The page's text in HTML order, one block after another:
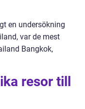
en undersökning
var de mest
Bangkok,
resor till